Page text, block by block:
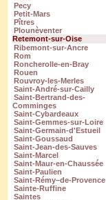
Pecy
Petit-Mars
Pîtres
Plounèventer
Retemont-sur-Oise
Ribemont-sur-Ancre
Rom
Roncherolle-en-Bray
Rouen
Rouvroy-les-Merles
Saint-André-sur-Cailly
Saint-Bertrand-des-
Comminges
Saint-Cybardeaux
Saint-Gemmes-sur-Loire
Saint-Germain-d'Estueil
Saint-Goussaud
Saint-Jean-des-Sauves
Saint-Marcel
Saint-Maur-en-Chaussée
Saint-Paulien
Saint-Rémy–de-Provence
Sainte-Ruffine
Saintes